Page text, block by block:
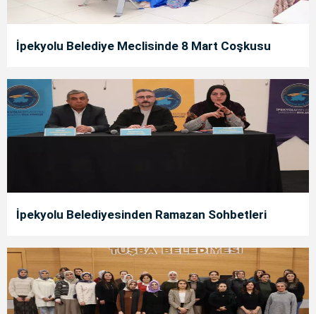
İpekyolu Belediye Meclisinde 8 Mart Coşkusu
İpekyolu Belediyesinden Ramazan Sohbetleri